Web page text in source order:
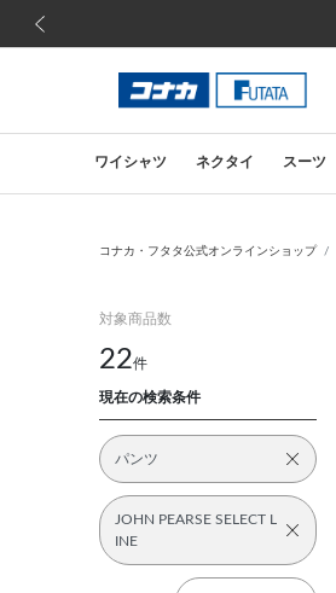
ワイシャツ ネクタイ スーツ
コナカ・フタタ公式オンラインショップ
対象商品数
22件
現在の検索条件
パンツ
JOHN PEARSE SELECT L
INE